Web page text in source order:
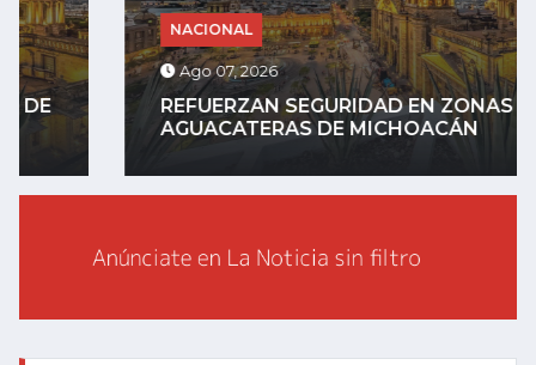
NACIONAL
Ago 07, 2026
REFUERZAN SEGURIDAD EN ZONAS
AGUACATERAS DE MICHOACÁN